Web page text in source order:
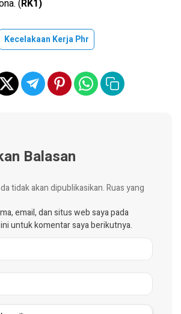
(RK1)
Kecelakaan Kerja Phr
Balasan
tidak akan dipublikasikan.Ruas yang
email, dan situs web saya pada
untuk komentar saya berikutnya.